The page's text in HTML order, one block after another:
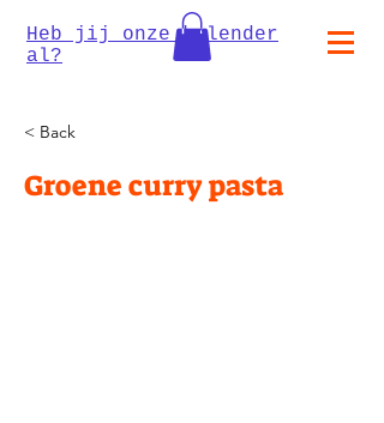
Heb jij onze kalender
al?
< Back
Groene curry pasta